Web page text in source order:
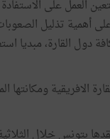
العمل على
أهمية تذليل
دول القارة، مبديا
الافريقية ومكانتها